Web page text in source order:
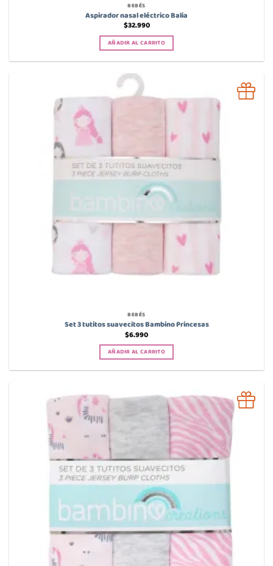
BEBÉS
Aspirador nasal eléctrico Balia
$32.990
AÑADIR AL CARRITO
BEBÉS
Set 3 tutitos suavecitos Bambino Princesas
$6.990
AÑADIR AL CARRITO